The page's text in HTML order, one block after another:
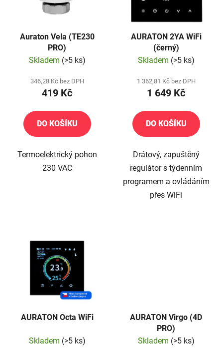
Auraton Vela (TE230
PRO)
Skladem (>5 ks)
346,28 Kč bez DPH
419 Kč
DO KOŠÍKU
Termoelektrický pohon
230 VAC
AURATON 2YA WiFi
(černý)
Skladem (>5 ks)
1 362,81 Kč bez DPH
1 649 Kč
DO KOŠÍKU
Drátový, zapuštěný
regulátor s týdenním
programem a ovládáním
přes WiFi
AURATON Octa WiFi
Skladem (>5 ks)
AURATON Virgo (4D
PRO)
Skladem (>5 ks)